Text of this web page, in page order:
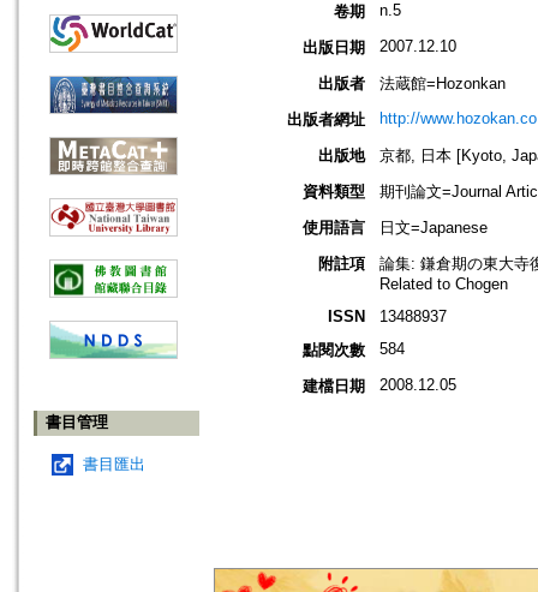
書目管理
書目匯出
卷期
n.5
出版日期 2007.12.10
出版者
法蔵館=Hozonkan
出版者網址
http://
出版地
京都, 日本 [Kyoto,
資料類型
期刊論文=Journal
使用語言
日文=Japanese
附註項
論集: 鎌倉期の東大寺
Related to Chogen
ISSN
13488937
點閱次數
584
建檔日期 2008.12.05